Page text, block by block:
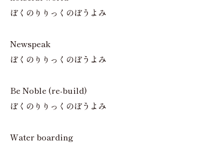
ぼくのりりっくのぼうよみ
Newspeak
ぼくのりりっくのぼうよみ
Be Noble (re-build)
ぼくのりりっくのぼうよみ
Water boarding